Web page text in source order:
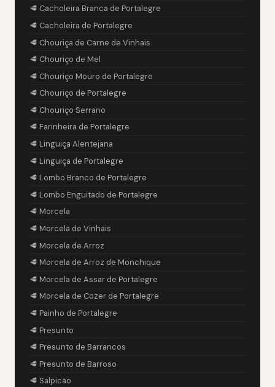
🥩 Cacholeira Branca de Portalegre
🥩 Cacholeira de Portalegre
🥩 Chouriça de Carne de Vinhais
🥩 Chouriço de Mel
🥩 Chouriço Mouro de Portalegre
🥩 Chouriço de Portalegre
🥩 Chouriço Serrano
🥩 Farinheira de Portalegre
🥩 Linguiça Alentejana
🥩 Linguiça de Portalegre
🥩 Lombo Branco de Portalegre
🥩 Lombo Enguitado de Portalegre
🥩 Morcela
🥩 Morcela de Vinhais
🥩 Morcela de Arroz
🥩 Morcela de Arroz de Monchique
🥩 Morcela de Assar de Portalegre
🥩 Morcela de Cozer de Portalegre
🥩 Painho de Portalegre
🥩 Presunto
🥩 Presunto de Barrancos
🥩 Presunto de Barroso
🥩 Salpicão